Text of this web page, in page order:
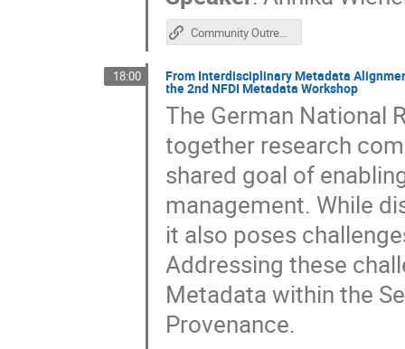
Community Outreach through Scientific Blogging: the Text+ Blog (Poster)
18:00 From Interdisciplinary Metadata
the 2nd NFDI Metadata Workshop
The German National
together research
shared goal of
management. While
it also poses
Addressing these
Metadata within the
Provenance.